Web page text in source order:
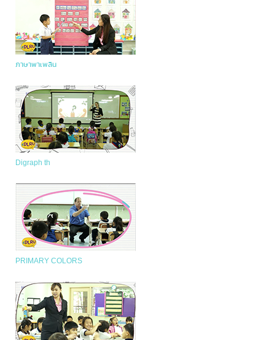
ภาษาพาเพลิน
Digraph th
PRIMARY COLORS